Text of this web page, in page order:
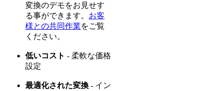
変換のデモをお見せす
る事ができます。 お客
様との共同作業をご覧
ください。
低いコスト - 柔軟な価格
設定
最適化された変換 - イン